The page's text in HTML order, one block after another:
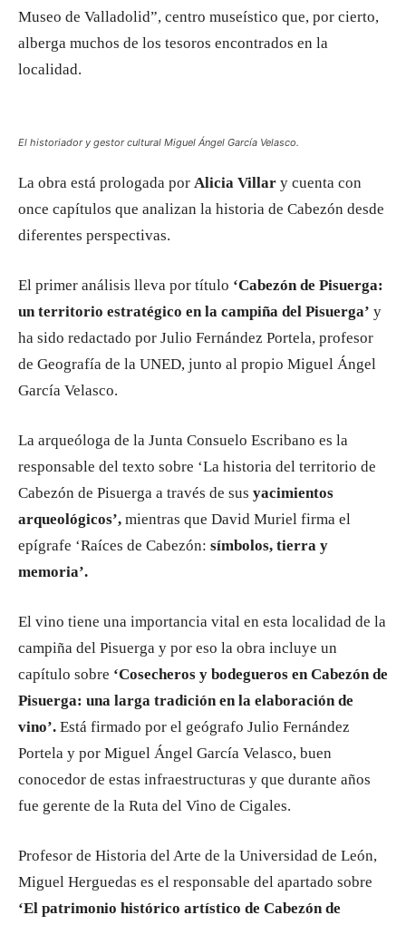
Museo de Valladolid”, centro museístico que, por cierto,
alberga muchos de los tesoros encontrados en la
localidad.
El historiador y gestor cultural Miguel Ángel García Velasco.
La obra está prologada por Alicia Villar y cuenta con
once capítulos que analizan la historia de Cabezón desde
diferentes perspectivas.
El primer análisis lleva por título ‘Cabezón de Pisuerga:
un territorio estratégico en la campiña del Pisuerga’ y
ha sido redactado por Julio Fernández Portela, profesor
de Geografía de la UNED, junto al propio Miguel Ángel
García Velasco.
La arqueóloga de la Junta Consuelo Escribano es la
responsable del texto sobre ‘La historia del territorio de
Cabezón de Pisuerga a través de sus yacimientos
arqueológicos’, mientras que David Muriel firma el
epígrafe ‘Raíces de Cabezón: símbolos, tierra y
memoria’.
El vino tiene una importancia vital en esta localidad de la
campiña del Pisuerga y por eso la obra incluye un
capítulo sobre ‘Cosecheros y bodegueros en Cabezón de
Pisuerga: una larga tradición en la elaboración de
vino’. Está firmado por el geógrafo Julio Fernández
Portela y por Miguel Ángel García Velasco, buen
conocedor de estas infraestructuras y que durante años
fue gerente de la Ruta del Vino de Cigales.
Profesor de Historia del Arte de la Universidad de León,
Miguel Herguedas es el responsable del apartado sobre
‘El patrimonio histórico artístico de Cabezón de